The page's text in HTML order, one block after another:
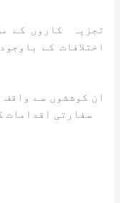
تجزیہ کاروں کے
اختلافات کے
ان کوششوں سے واقف
سفارتی اقدامات